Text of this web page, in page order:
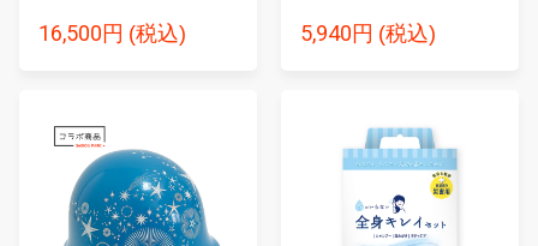
16,500円 (税込) 5,940円 (税込)